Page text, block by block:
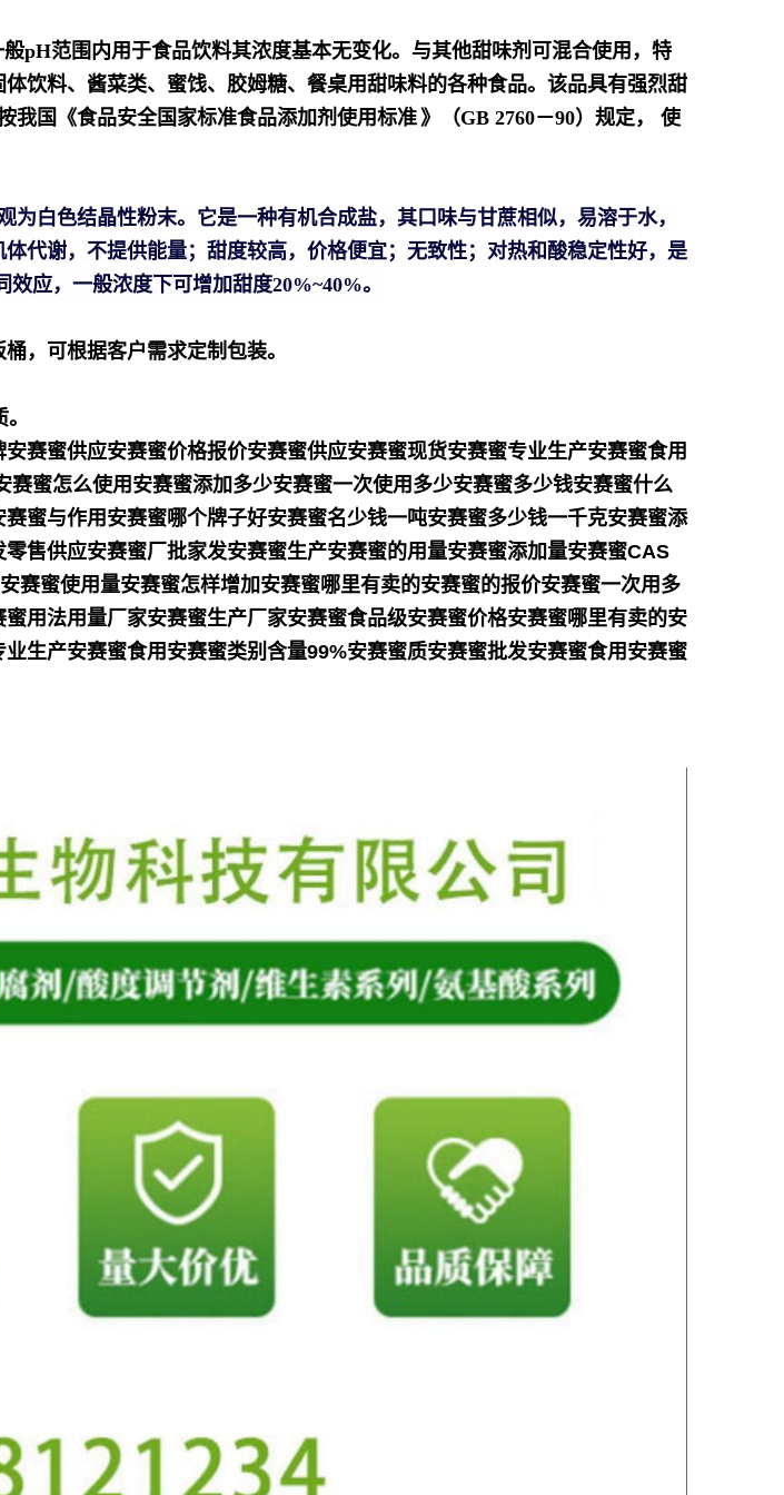
pH范围内用于食品饮料其浓度基本无变化。与其他甜味剂可混合使用，特
饮料、酱菜类、蜜饯、胶姆糖、餐桌用甜味料的各种食品。该品具有强烈甜
我国《食品安全国家标准食品添加剂使用标准 》（GB 2760－90）规定， 使
白色结晶性粉末。它是一种有机合成盐，其口味与甘蔗相似，易溶于水，
代谢，不提供能量；甜度较高，价格便宜；无致性；对热和酸稳定性好，是
应，一般浓度下可增加甜度20%~40%。
，可根据客户需求定制包装。
赛蜜供应安赛蜜价格报价安赛蜜供应安赛蜜现货安赛蜜专业生产安赛蜜食用
蜜怎么使用安赛蜜添加多少安赛蜜一次使用多少安赛蜜多少钱安赛蜜什么
蜜与作用安赛蜜哪个牌子好安赛蜜名少钱一吨安赛蜜多少钱一千克安赛蜜添
售供应安赛蜜厂批家发安赛蜜生产安赛蜜的用量安赛蜜添加量安赛蜜CAS
赛蜜使用量安赛蜜怎样增加安赛蜜哪里有卖的安赛蜜的报价安赛蜜一次用多
用法用量厂家安赛蜜生产厂家安赛蜜食品级安赛蜜价格安赛蜜哪里有卖的安
生产安赛蜜食用安赛蜜类别含量99%安赛蜜质安赛蜜批发安赛蜜食用安赛蜜